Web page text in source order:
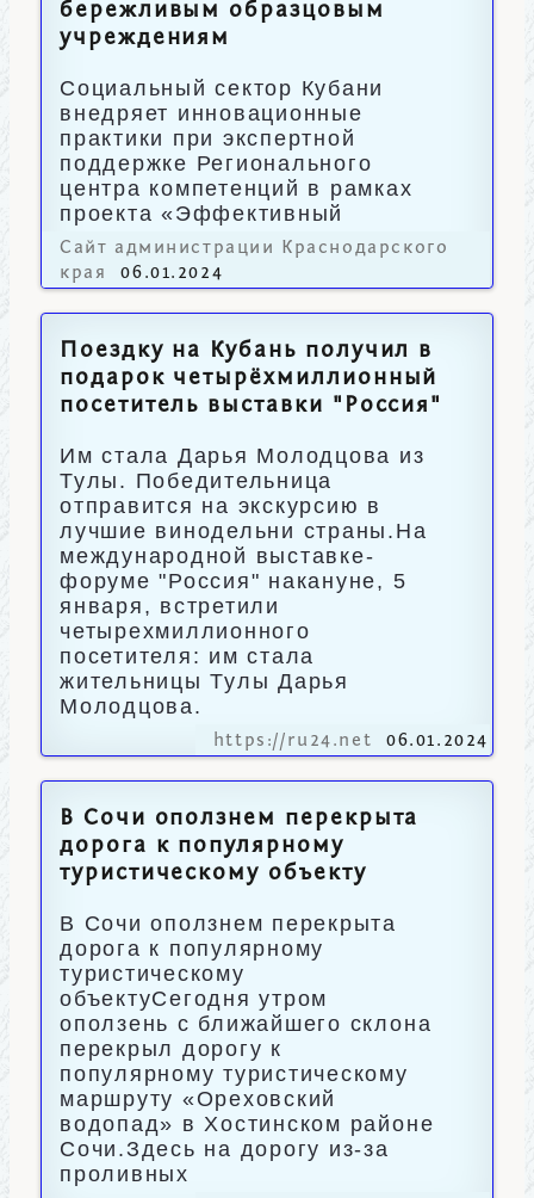
бережливым образцовым
учреждениям
Социальный сектор Кубани
внедряет инновационные
практики при экспертной
поддержке Регионального
центра компетенций в рамках
проекта «Эффективный
регион».
Сайт администрации Краснодарского
края
06.01.2024
Поездку на Кубань получил в
подарок четырёхмиллионный
посетитель выставки "Россия"
Им стала Дарья Молодцова из
Тулы. Победительница
отправится на экскурсию в
лучшие винодельни страны.На
международной выставке-
форуме "Россия" накануне, 5
января, встретили
четырехмиллионного
посетителя: им стала
жительницы Тулы Дарья
Молодцова.
https://ru24.net 06.01.2024
В Сочи оползнем перекрыта
дорога к популярному
туристическому объекту
В Сочи оползнем перекрыта
дорога к популярному
туристическому
объектуСегодня утром
оползень с ближайшего склона
перекрыл дорогу к
популярному туристическому
маршруту «Ореховский
водопад» в Хостинском районе
Сочи.Здесь на дорогу из-за
проливных